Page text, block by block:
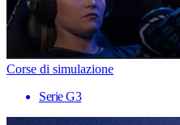
Corse di simulazione
Serie G3